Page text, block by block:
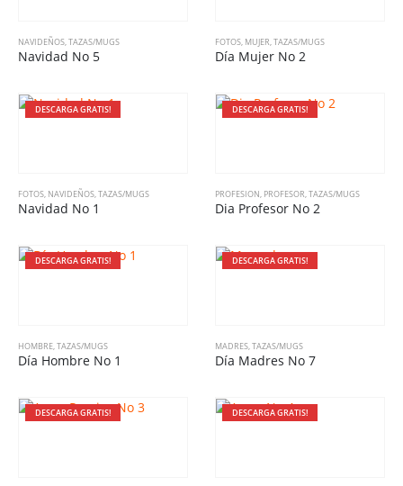
NAVIDEÑOS,TAZAS/MUGS
Navidad No 5
FOTOS, MUJER,TAZAS/MUGS
Día Mujer No 2
DESCARGA GRATIS!
FOTOS, NAVIDEÑOS,TAZAS/MUGS
Navidad No 1
DESCARGA GRATIS!
PROFESION, PROFESOR,TAZAS/MUGS
Dia Profesor No 2
DESCARGA GRATIS!
HOMBRE,TAZAS/MUGS
Día Hombre No 1
DESCARGA GRATIS!
MADRES,TAZAS/MUGS
Día Madres No 7
DESCARGA GRATIS! DESCARGA GRATIS!